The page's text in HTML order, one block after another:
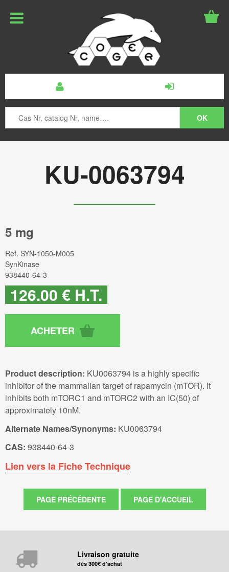
KU-0063794
5 mg
Ref. SYN-1050-M005
SynKinase
938440-64-3
126.00 € H.T.
Product description: KU0063794 is a highly specific
inhibitor of the mammalian target of rapamycin (mTOR). It
inhibits both mTORC1 and mTORC2 with an IC(50) of
approximately 10nM.
Alternate Names/Synonyms: KU0063794
CAS: 938440-64-3
Lien vers la Fiche Technique
Livraison gratuite
dès 300€ d'achat